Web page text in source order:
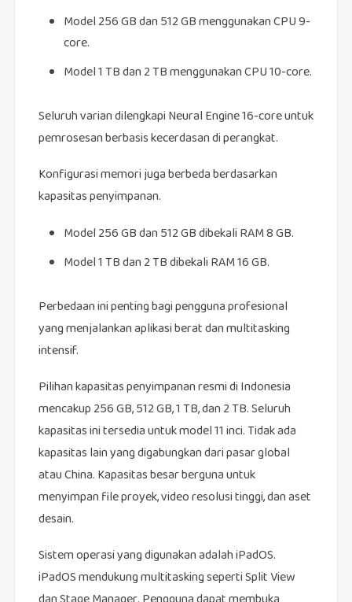
Model 256 GB dan 512 GB menggunakan CPU 9-
core.
Model 1 TB dan 2 TB menggunakan CPU 10-core.
Seluruh varian dilengkapi Neural Engine 16-core untuk
pemrosesan berbasis kecerdasan di perangkat.
Konfigurasi memori juga berbeda berdasarkan
kapasitas penyimpanan.
Model 256 GB dan 512 GB dibekali RAM 8 GB.
Model 1 TB dan 2 TB dibekali RAM 16 GB.
Perbedaan ini penting bagi pengguna profesional
yang menjalankan aplikasi berat dan multitasking
intensif.
Pilihan kapasitas penyimpanan resmi di Indonesia
mencakup 256 GB, 512 GB, 1 TB, dan 2 TB. Seluruh
kapasitas ini tersedia untuk model 11 inci. Tidak ada
kapasitas lain yang digabungkan dari pasar global
atau China. Kapasitas besar berguna untuk
menyimpan file proyek, video resolusi tinggi, dan aset
desain.
Sistem operasi yang digunakan adalah iPadOS.
iPadOS mendukung multitasking seperti Split View